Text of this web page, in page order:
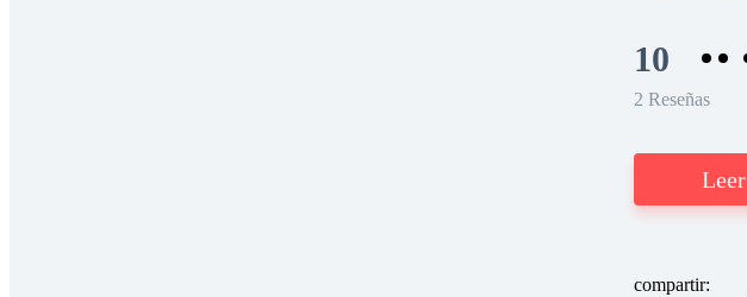
10
2 Reseñas
Leer
compartir: